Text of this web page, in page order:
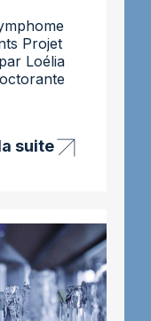
Projet
Loélia
suite